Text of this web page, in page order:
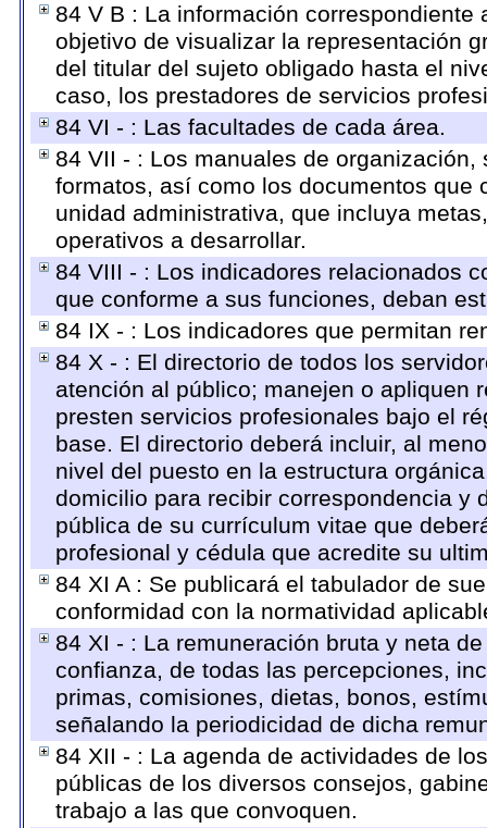
84 V B : La información
objetivo de visualizar la representación
del titular del sujeto obligado hasta el
caso, los prestadores de servicios
84 VI - : Las facultades de cada área.
84 VII - : Los manuales de
formatos, así como los documentos
unidad administrativa, que incluya
operativos a desarrollar.
84 VIII - : Los indicadores relacionados
que conforme a sus funciones, deban
84 IX - : Los indicadores que permitan
84 X - : El directorio de todos los
atención al público; manejen o apliquen
presten servicios profesionales bajo el
base. El directorio deberá incluir, al
nivel del puesto en la estructura
domicilio para recibir correspondencia y
pública de su currículum vitae que
profesional y cédula que acredite su
84 XI A : Se publicará el tabulador de
conformidad con la normatividad
84 XI - : La remuneración bruta y neta
confianza, de todas las percepciones,
primas, comisiones, dietas, bonos,
señalando la periodicidad de dicha
84 XII - : La agenda de actividades de
públicas de los diversos consejos,
trabajo a las que convoquen.